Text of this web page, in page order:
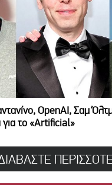
OpenAI, Σαμ
για το «Artificial»